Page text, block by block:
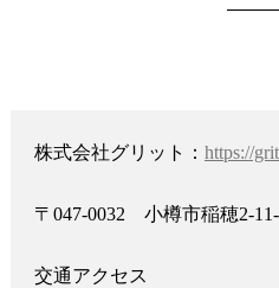
株式会社グリット： https://
〒047-0032 小樽市稲穂2-
交通アクセス